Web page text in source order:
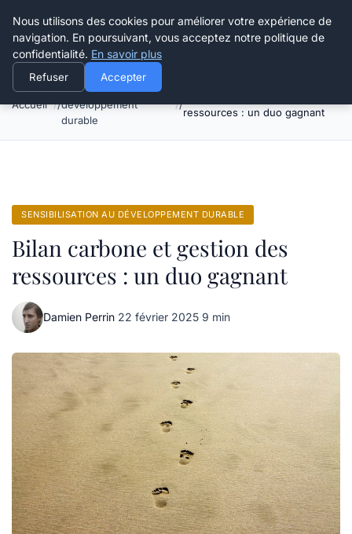
Happy Calyx Farmer
Accueil
Sensibilisation au
développement
durable
ressources : un duo gagnant
SENSIBILISATION AU DÉVELOPPEMENT DURABLE
Bilan carbone et gestion des
ressources : un duo gagnant
Damien Perrin·22 février 2025·9 min
Nous utilisons des cookies pour améliorer votre expérience de
navigation. En poursuivant, vous acceptez notre politique de
confidentialité. En savoir plus
Refuser Accepter